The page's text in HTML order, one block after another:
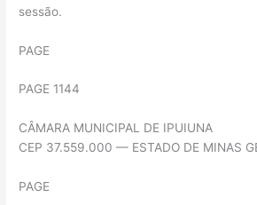
sessão.
PAGE
PAGE 1144
CÂMARA MUNICIPAL DE IPUIUNA
CEP 37.559.000 — ESTADO DE MINAS
PAGE